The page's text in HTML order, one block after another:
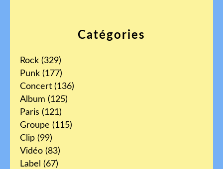
Catégories
Rock (329)
Punk (177)
Concert (136)
Album (125)
Paris (121)
Groupe (115)
Clip (99)
Vidéo (83)
Label (67)